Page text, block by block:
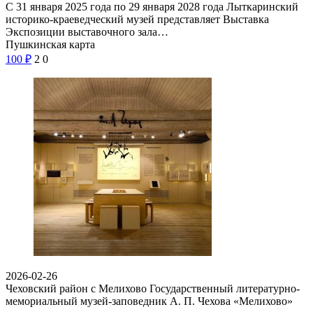
С 31 января 2025 года по 29 января 2028 года Лыткаринский
историко-краеведческий музей представляет Выставка
Экспозиции выставочного зала…
Пушкинская карта
100 ₽ 2 0
2026-02-26
Чеховский район с Мелихово Государственный литературно-
мемориальный музей-заповедник А. П. Чехова «Мелихово»